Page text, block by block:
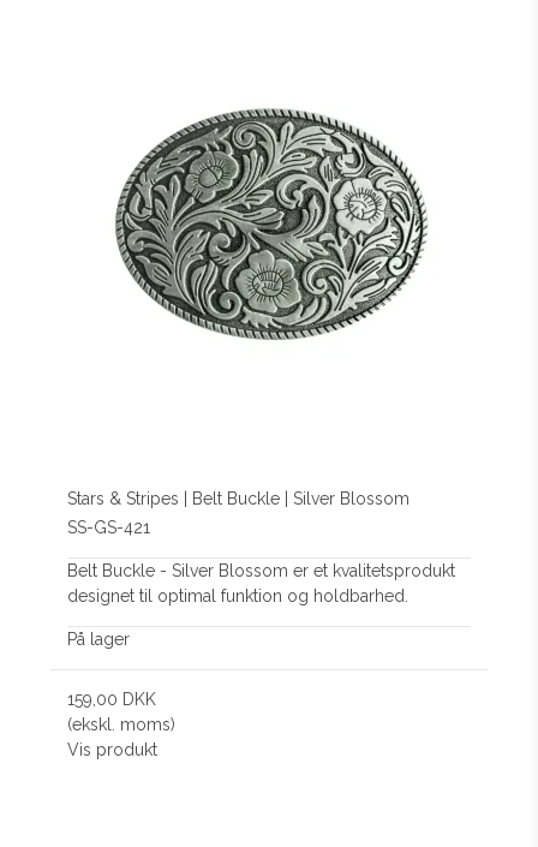
Stars & Stripes | Belt Buckle | Silver Blossom
SS-GS-421
Belt Buckle - Silver Blossom er et kvalitetsprodukt
designet til optimal funktion og holdbarhed.
På lager
159,00 DKK
(ekskl. moms)
Vis produkt